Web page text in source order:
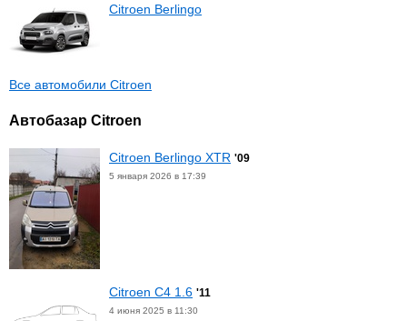
Citroen Berlingo
Все автомобили Citroen
Автобазар Citroen
Citroen Berlingo XTR '09
5 января 2026 в 17:39
Citroen C4 1.6 '11
4 июня 2025 в 11:30